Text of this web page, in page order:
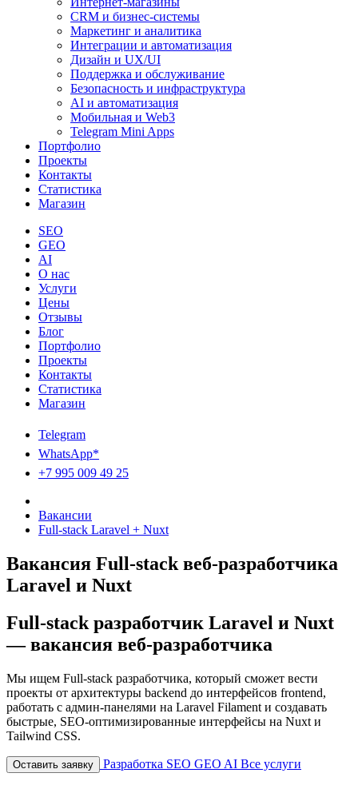
CRM и бизнес-системы
Маркетинг и аналитика
Интеграции и автоматизация
Дизайн и UX/UI
Поддержка и обслуживание
Безопасность и инфраструктура
AI и автоматизация
Мобильная и Web3
Telegram Mini Apps
Портфолио
Проекты
Контакты
Статистика
Магазин
SEO
GEO
AI
О нас
Услуги
Цены
Отзывы
Блог
Портфолио
Проекты
Контакты
Статистика
Магазин
Telegram
WhatsApp*
+7 995 009 49 25
Вакансии
Full-stack Laravel + Nuxt
Вакансия Full-stack веб-разработчика
Laravel и Nuxt
Full-stack разработчик Laravel и Nuxt
— вакансия веб-разработчика
Мы ищем Full-stack разработчика, который сможет вести
проекты от архитектуры backend до интерфейсов frontend,
работать с админ-панелями на Laravel Filament и создавать
быстрые, SEO-оптимизированные интерфейсы на Nuxt и
Tailwind CSS.
Оставить заявку Разработка SEO GEO AI Все услуги